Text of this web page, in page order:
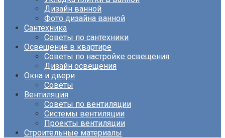
Дизайн ванной
Фото дизайна ванной
Сантехника
Советы по сантехники
Освещение в квартире
Советы по настройке освещения
Дизайн освещения
Окна и двери
Советы
Вентиляция
Советы по вентиляции
Системы вентиляции
Проекты вентиляции
Строительные материалы